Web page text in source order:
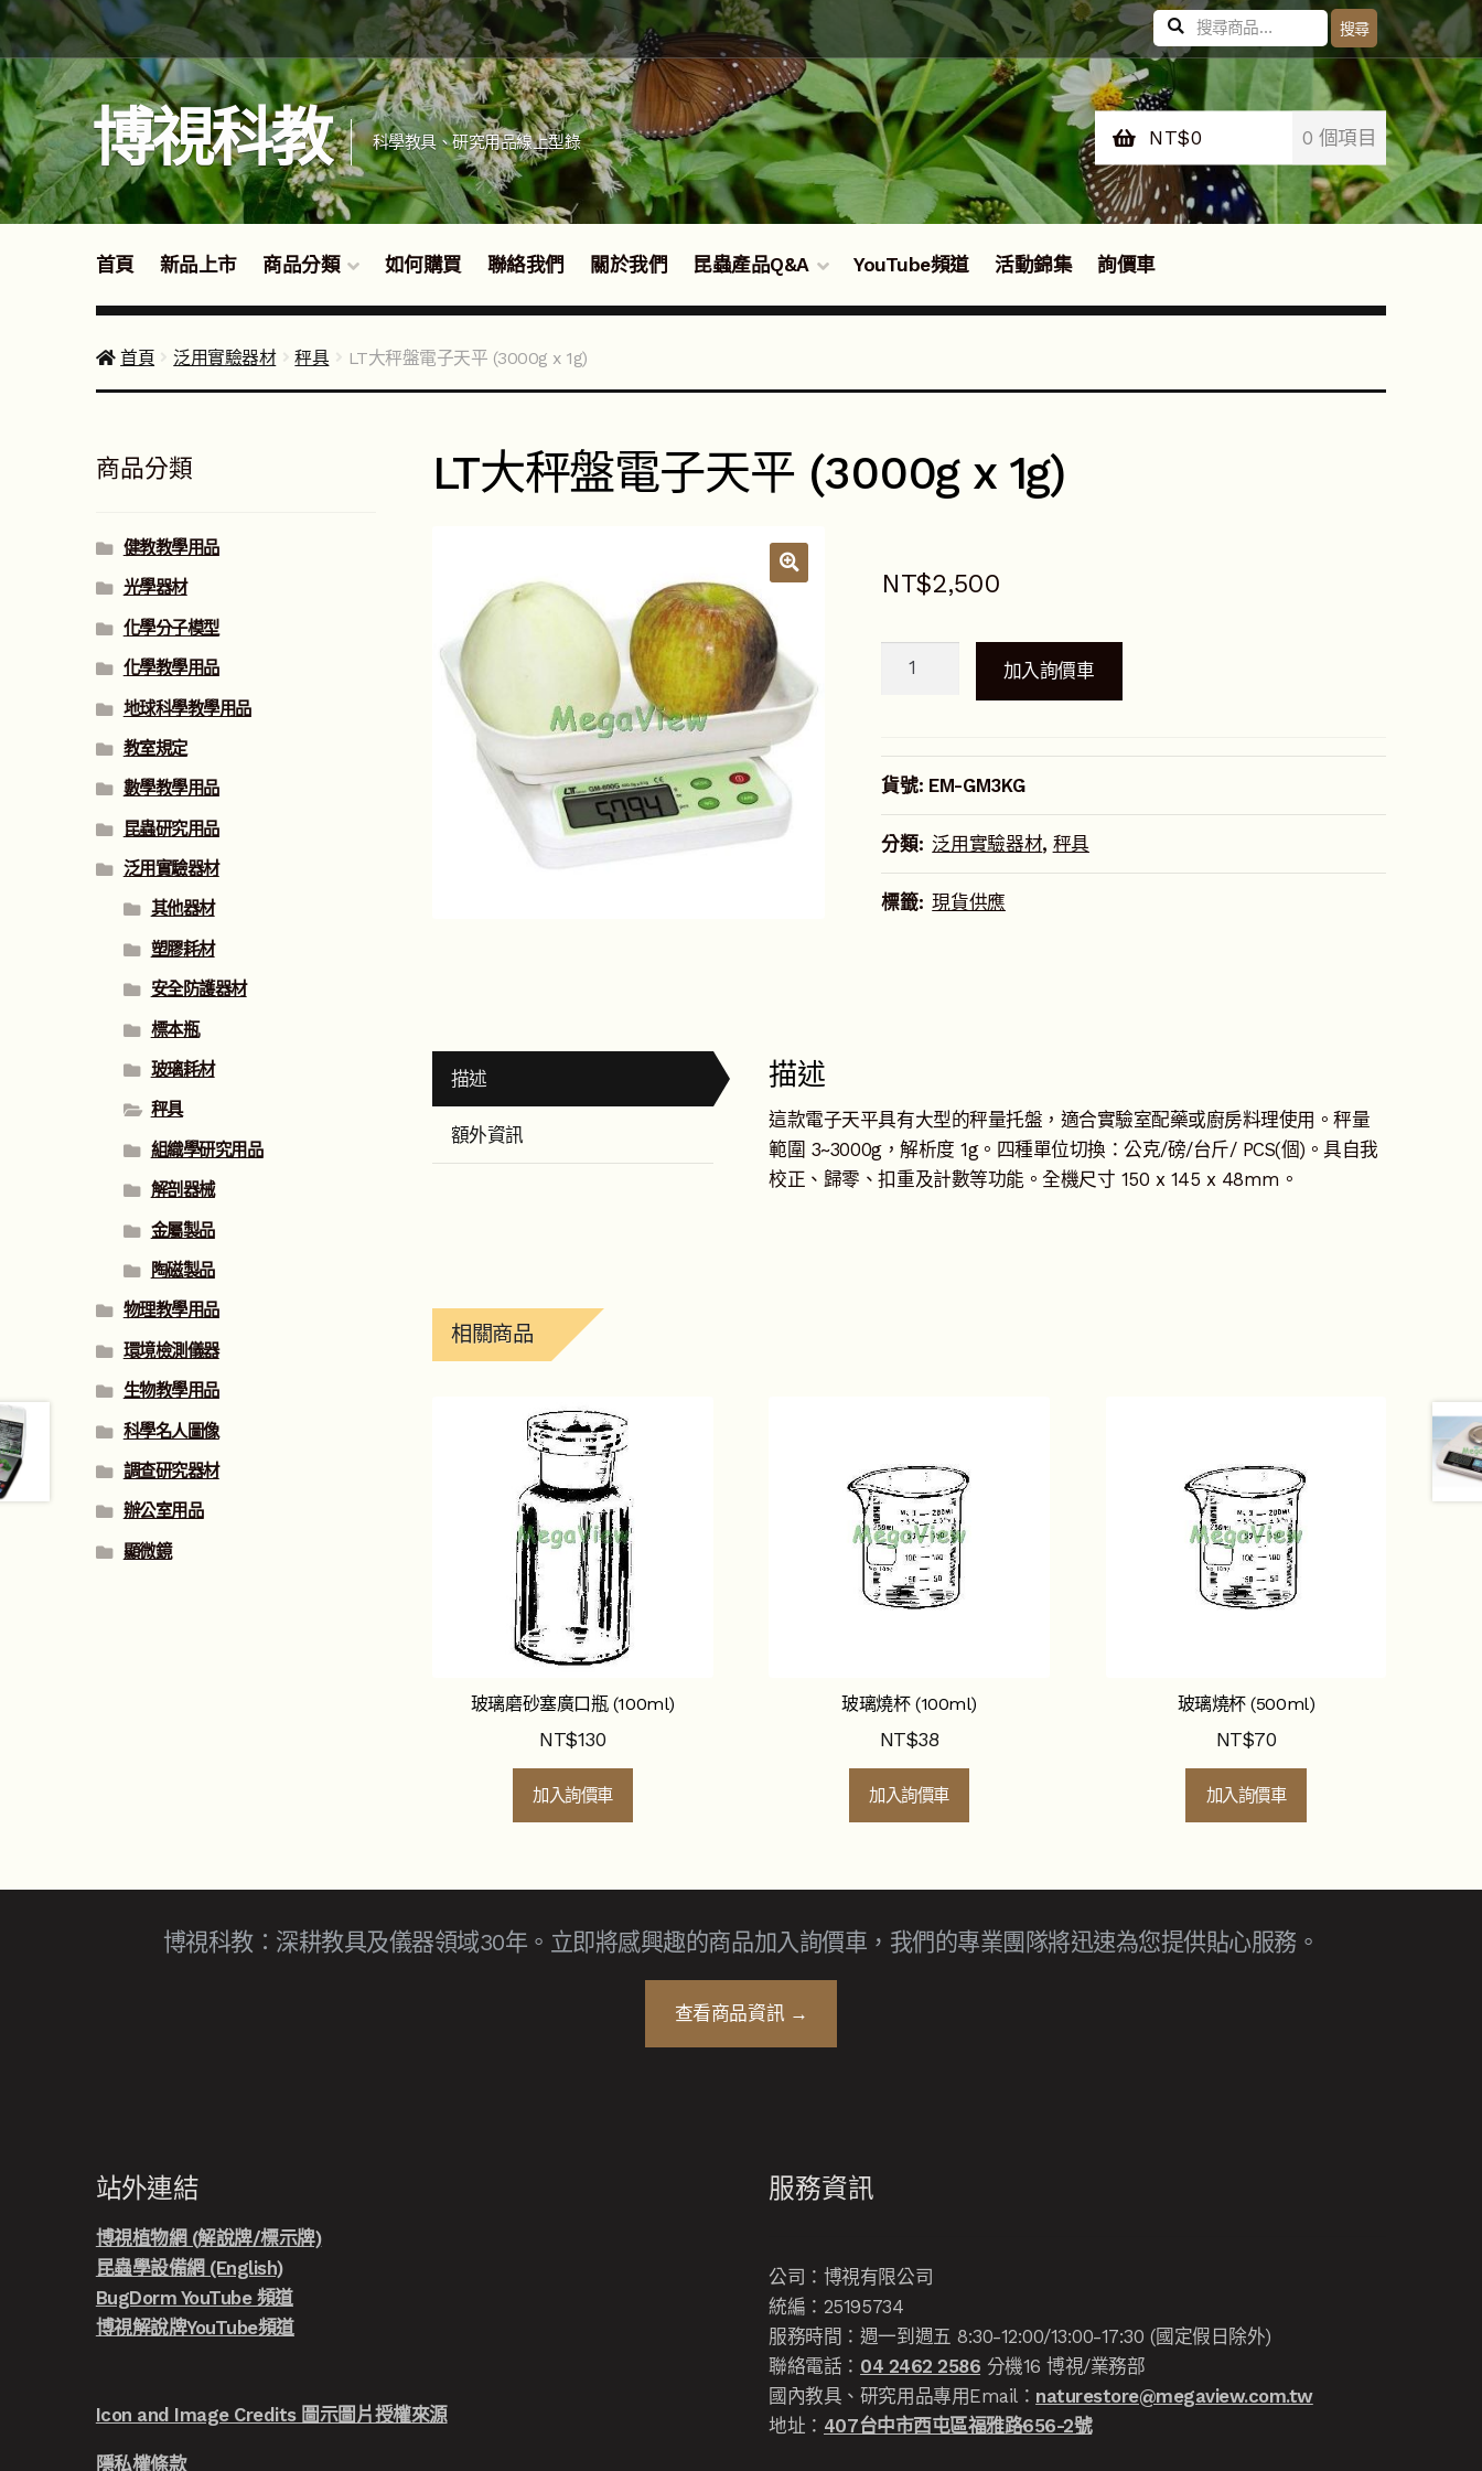
跳
至
導
覽
列
跳
至
主
要
內
容
搜
尋
關
鍵
字:
搜尋
博視科教 科學教具、研究用品線上型錄 NT$0 0 個項目
首頁 新品上市 商品分類 如何購買 聯絡我們 關於我們 昆蟲產品Q&A YouTube頻道 活動錦集 詢價車
首頁 泛用實驗器材 秤具 LT大秤盤電子天平 (3000g x 1g)
LT大秤盤電子天平 (3000g x 1g)
NT$2,500
電
天
(3000g
加入詢價車
貨號: EM-GM3KG
分類: 泛用實驗器材, 秤具
標籤: 現貨供應
描述
額外資訊
描述
這款電子天平具有大型的秤量托盤，適合實驗室配藥或廚房料理使用。秤量
範圍 3~3000g，解析度 1g。四種單位切換：公克/磅/台斤/ PCS(個)。具自我
校正、歸零、扣重及計數等功能。全機尺寸 150 x 145 x 48mm。
相關商品
玻璃磨砂塞廣口瓶 (100ml)
NT$130
加入詢價車
玻璃燒杯 (100ml)
NT$38
加入詢價車
玻璃燒杯 (500ml)
NT$70
加入詢價車
商品分類
健教教學用品
光學器材
化學分子模型
化學教學用品
地球科學教學用品
教室規定
數學教學用品
昆蟲研究用品
泛用實驗器材
其他器材
塑膠耗材
安全防護器材
標本瓶
玻璃耗材
秤具
組織學研究用品
解剖器械
金屬製品
陶磁製品
物理教學用品
環境檢測儀器
生物教學用品
科學名人圖像
調查研究器材
辦公室用品
顯微鏡
博視科教：深耕教具及儀器領域30年。立即將感興趣的商品加入詢價車，我們的專業團隊將迅速為您提供貼心服務。
查看商品資訊 →
站外連結
博視植物網 (解說牌/標示牌)
昆蟲學設備網 (English)
BugDorm YouTube 頻道
博視解說牌YouTube頻道
Icon and Image Credits 圖示圖片授權來源
隱私權條款
服務資訊
公司：博視有限公司
統編：25195734
服務時間：週一到週五 8:30-12:00/13:00-17:30 (國定假日除外)
聯絡電話： 04 2462 2586 分機16 博視/業務部
國內教具、研究用品專用Email： naturestore@megaview.com.tw
地址： 407台中市西屯區福雅路656-2號